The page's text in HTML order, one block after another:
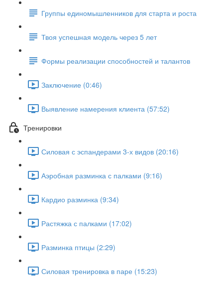
Группы единомышленников для старта и роста
Твоя успешная модель через 5 лет
Формы реализации способностей и талантов
Заключение (0:46)
Выявление намерения клиента (57:52)
Тренировки
Силовая с эспандерами 3-х видов (20:16)
Аэробная разминка с палками (9:16)
Кардио разминка (9:34)
Растяжка с палками (17:02)
Разминка птицы (2:29)
Силовая тренировка в паре (15:23)